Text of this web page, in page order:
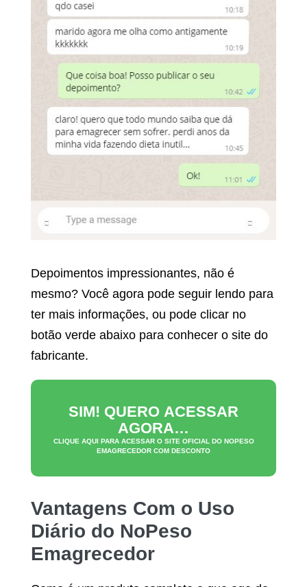
Depoimentos impressionantes, não é
mesmo? Você agora pode seguir lendo para
ter mais informações, ou pode clicar no
botão verde abaixo para conhecer o site do
fabricante.
SIM! QUERO ACESSAR
AGORA…
CLIQUE AQUI PARA ACESSAR O SITE OFICIAL DO NOPESO
EMAGRECEDOR COM DESCONTO
Vantagens Com o Uso
Diário do NoPeso
Emagrecedor